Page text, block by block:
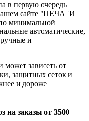
в первую очередь
сайте "ПЕЧАТИ
минимальной
автоматические,
и
может зависеть от
защитных сеток и
и дороже
на заказы от 3500